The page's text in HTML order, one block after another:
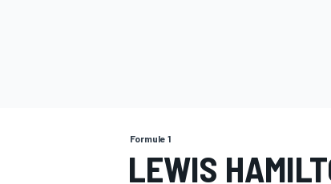
Formule 1
LEWIS